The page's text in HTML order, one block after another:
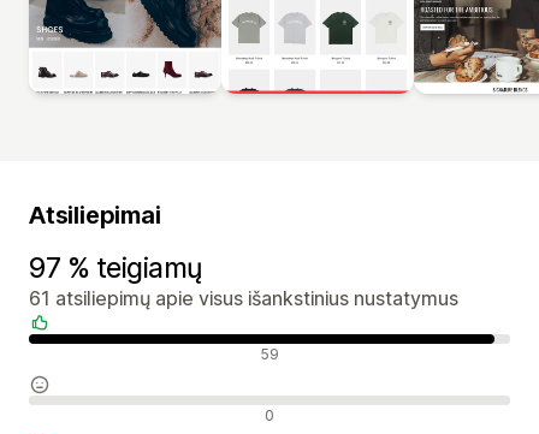
Atsiliepimai
97 % teigiamų
61 atsiliepimų apie visus išankstinius nustatymus
Teigiami atsiliepimai 59
Neutralūs atsiliepimai 0